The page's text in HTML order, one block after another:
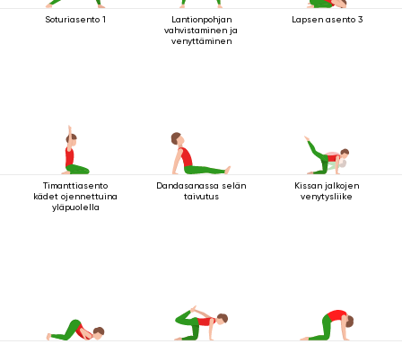
Soturiasento 1
Lantionpohjan
vahvistaminen ja
venyttäminen
Lapsen asento 3
Timanttiasento
kädet ojennettuina
yläpuolella
Dandasanassa selän
taivutus
Kissan jalkojen
venytysliike